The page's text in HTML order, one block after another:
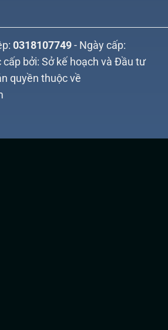
0318107749 - Ngày cấp:
cấp bởi: Sở kế hoạch và Đầu tư
quyền thuộc về